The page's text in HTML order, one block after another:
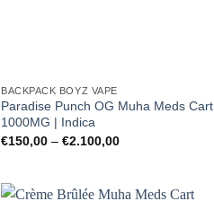
BACKPACK BOYZ VAPE
Paradise Punch OG Muha Meds Cart
1000MG | Indica
€150,00 –€2.100,00Preisspanne: